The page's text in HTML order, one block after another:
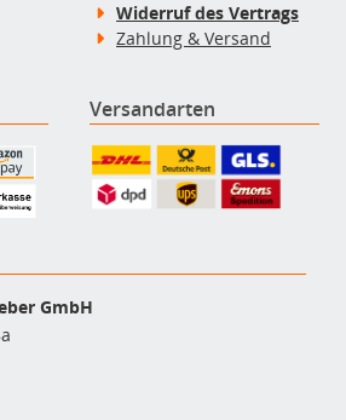
Widerruf des Vertrags
Zahlung & Versand
Versandarten
GmbH